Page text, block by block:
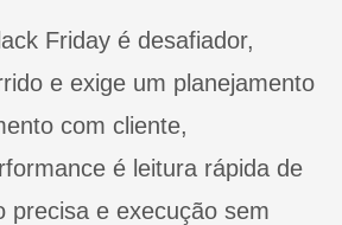
Friday é desafiador,
e exige um planejamento
com cliente,
é leitura rápida de
precisa e execução sem